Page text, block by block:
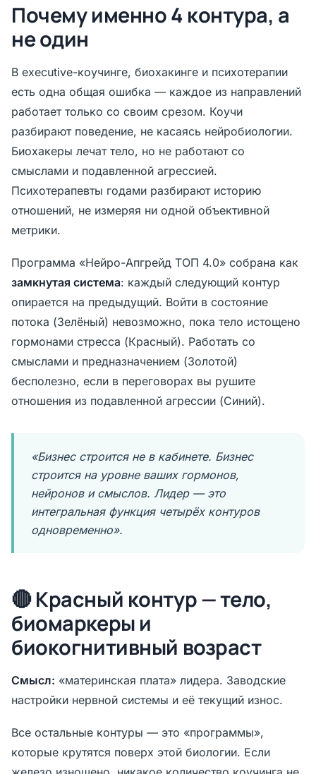
Почему именно 4 контура, а
не один
В executive-коучинге, биохакинге и психотерапии
есть одна общая ошибка — каждое из направлений
работает только со своим срезом. Коучи
разбирают поведение, не касаясь нейробиологии.
Биохакеры лечат тело, но не работают со
смыслами и подавленной агрессией.
Психотерапевты годами разбирают историю
отношений, не измеряя ни одной объективной
метрики.
Программа «Нейро-Апгрейд ТОП 4.0» собрана как
замкнутая система: каждый следующий контур
опирается на предыдущий. Войти в состояние
потока (Зелёный) невозможно, пока тело истощено
гормонами стресса (Красный). Работать со
смыслами и предназначением (Золотой)
бесполезно, если в переговорах вы рушите
отношения из подавленной агрессии (Синий).
«Бизнес строится не в кабинете. Бизнес
строится на уровне ваших гормонов,
нейронов и смыслов. Лидер — это
интегральная функция четырёх контуров
одновременно».
🔴 Красный контур — тело,
биомаркеры и
биокогнитивный возраст
Смысл: «материнская плата» лидера. Заводские
настройки нервной системы и её текущий износ.
Все остальные контуры — это «программы»,
которые крутятся поверх этой биологии. Если